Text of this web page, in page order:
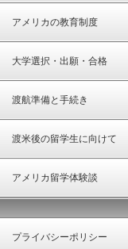
アメリカの教育制度
大学選択・出願・合格
渡航準備と手続き
渡米後の留学生に向けて
アメリカ留学体験談
プライバシーポリシー